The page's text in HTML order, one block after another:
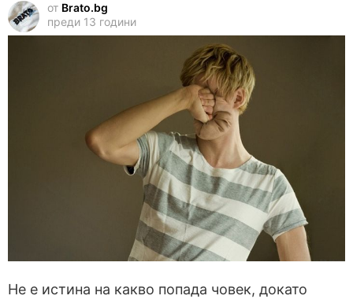
от Brato.bg
преди 13 години
Не е истина на какво попада човек, докато